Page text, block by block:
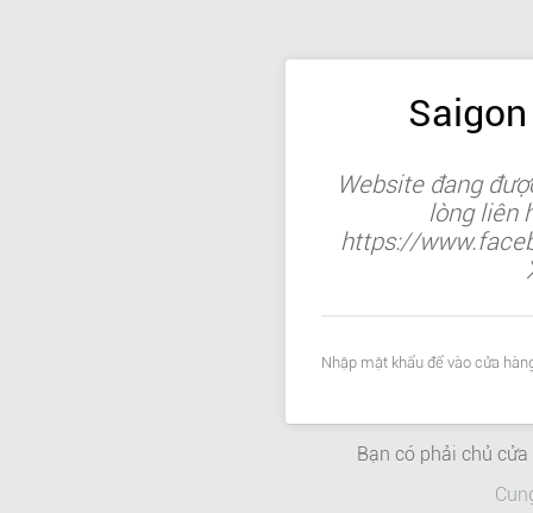
Website đang
lòng liên
https://
Nhập mật khẩu để vào cửa
Bạn có phải chủ